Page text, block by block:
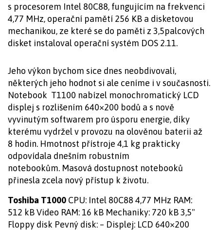
s procesorem Intel 80C88, fungujícím na frekvenci
4,77 MHz, operační pamětí 256 KB a disketovou
mechanikou, ze které se do paměti z 3,5palcových
disket instaloval operační systém DOS 2.11.
Jeho výkon bychom sice dnes neobdivovali,
některých jeho hodnot si ale ceníme i v současnosti.
Notebook T1100 nabízel monochromatický LCD
displej s rozlišením 640×200 bodů a s nově
vyvinutým softwarem pro úsporu energie, díky
kterému vydržel v provozu na olověnou baterii až
8 hodin. Hmotnost přístroje 4,1 kg prakticky
odpovídala dnešním robustním
notebookům. Masová dostupnost notebooků
přinesla zcela nový přístup k životu.
Toshiba T1000 CPU: Intel 80C88 4,77 MHz RAM:
512 kB Video RAM: 16 kB Mechaniky: 720 kB 3,5"
Floppy disk Pevný disk: – Displej: LCD 640×200